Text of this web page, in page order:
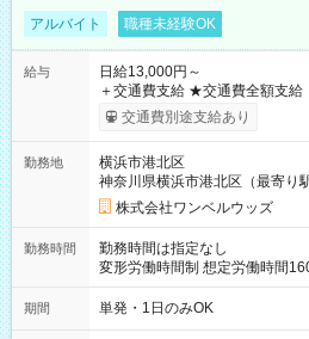
アルバイト 職種未経験OK
給与
日給13,000円～
＋交通費支給 ★交通費全額支給！ ┗案件により規定あり ★日払
いOK！（規定あり） ┗働いた
ンビニATMから 日払い分を引き落とせま
交通費別途支給あり
勤務地
横浜市港北区
神奈川県横浜市港北区（最寄り
株式会社ワンベルウッズ
勤務時間
勤務時間は指定なし
変形労働時間制 想定労働時間160時間/月 【シフト
～21：00
期間 単発・1日のみOK